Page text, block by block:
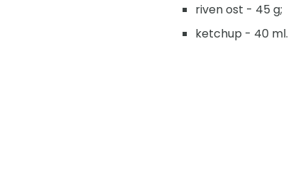
riven ost - 45 g;
ketchup - 40 ml.